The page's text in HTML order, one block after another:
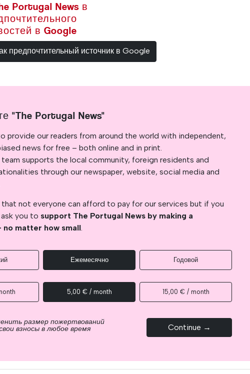
Portugal News в
в Google
предпочтительный источник в Google
"The Portugal News"
provide our readers from around the world with independent,
news for free – both online and in print.
supports the local community, foreign residents and
through our newspaper, website, social media and
not everyone can afford to pay for our services but if you
you to support The Portugal News by making a
matter how small.
Ежемесячно Годовой
5,00 € / month 15,00 € / month
размер пожертвований
взносы в любое время Continue →